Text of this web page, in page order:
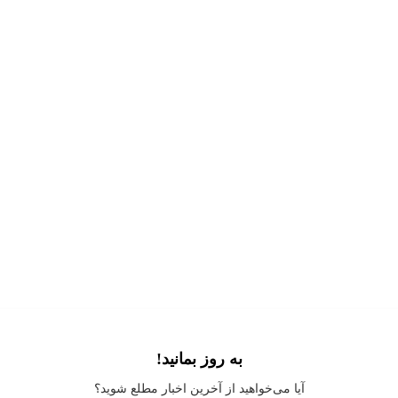
Application error: a client
-side exception has occurred while loading
به روز بمانید!
آیا می‌خواهید از آخرین اخبار مطلع شوید؟